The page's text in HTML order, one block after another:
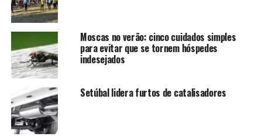
Moscas no verão: cinco cuidados simples
para evitar que se tornem hóspedes
indesejados
Setúbal lidera furtos de catalisadores